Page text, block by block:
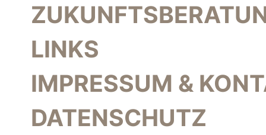
LINKS
IMPRESSUM &
DATENSCHUTZ